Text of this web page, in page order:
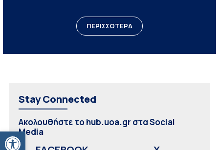
Ανοίξτε τη γραμμή εργαλείων
ΠΕΡΙΣΣΟΤΕΡΑ
Stay Connected
Ακολουθήστε το hub.uoa.gr στα Social
Media